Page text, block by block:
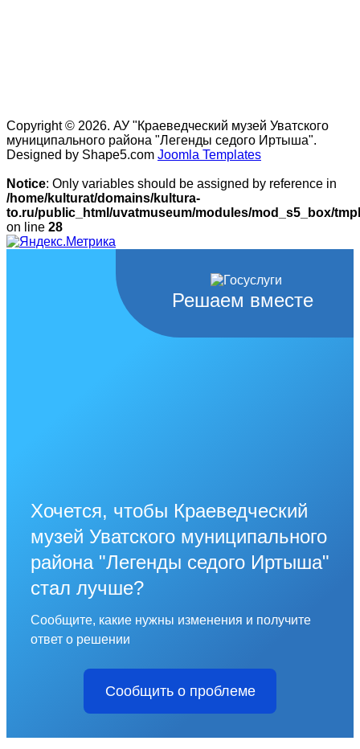
Copyright © 2026. АУ "Краеведческий музей Уватского
муниципального района "Легенды седого Иртыша".
Designed by Shape5.com Joomla Templates
Notice: Only variables should be assigned by reference in
/home/kulturat/domains/kultura-
to.ru/public_html/uvatmuseum/modules/mod_s5_box/
on line 28
Решаем вместе
Хочется, чтобы Краеведческий
музей Уватского муниципального
района "Легенды седого Иртыша"
стал лучше?
Сообщите, какие нужны изменения и получите
ответ о решении
Сообщить о проблеме